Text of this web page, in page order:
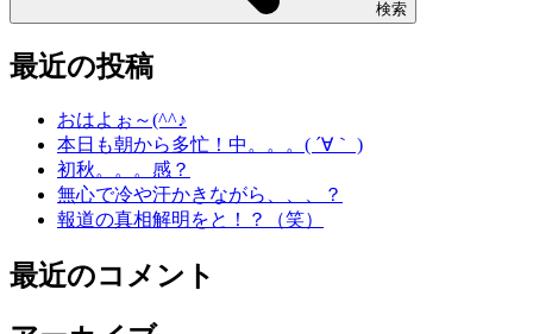
検索
最近の投稿
おはよぉ～(^^♪
本日も朝から多忙！中。。。( ´∀｀ )
初秋。。。感？
無心で冷や汗かきながら、、、？
報道の真相解明をと！？（笑）
最近のコメント